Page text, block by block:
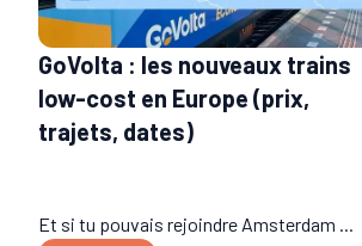
GoVolta : les nouveaux trains
low-cost en Europe (prix,
trajets, dates)
Et si tu pouvais rejoindre Amsterdam ...